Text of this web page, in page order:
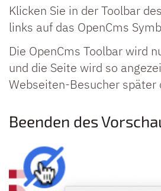
Klicken Sie in der Toolbar
links auf das OpenCms
Die OpenCms Toolbar wird
und die Seite wird so
Webseiten-Besucher später
Beenden des